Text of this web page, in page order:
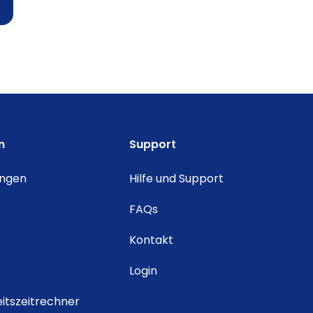
Support
Hilfe und Support
FAQs
Kontakt
Login